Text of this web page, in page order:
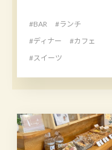
#BAR
#ランチ
#ディナー
#カフェ
#スイーツ